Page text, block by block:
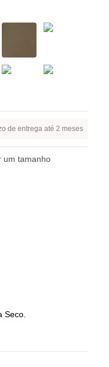
de entrega até 2 meses
um tamanho
Seco.